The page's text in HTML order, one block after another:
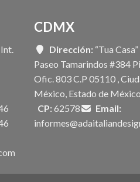
CDMX
Dirección: “Tua Casa”
Paseo Tamarindos #384
Ofic. 803 C.P 05110 ,
México, Estado de
CP: 62578
Email: